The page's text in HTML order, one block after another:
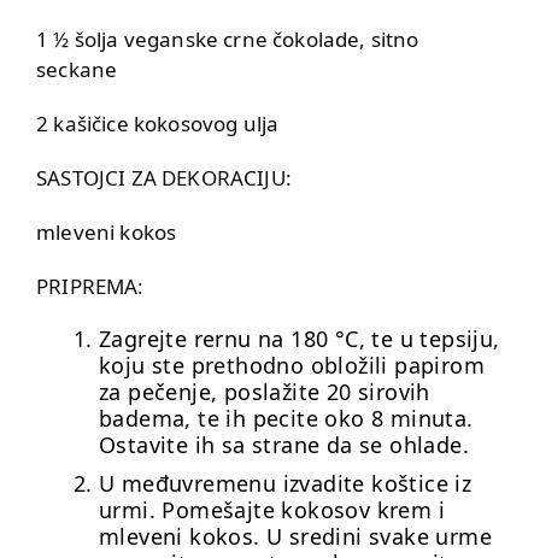
1 ½ šolja veganske crne čokolade, sitno
seckane
2 kašičice kokosovog ulja
SASTOJCI ZA DEKORACIJU:
mleveni kokos
PRIPREMA:
Zagrejte rernu na 180 °C, te u tepsiju,
koju ste prethodno obložili papirom
za pečenje, poslažite 20 sirovih
badema, te ih pecite oko 8 minuta.
Ostavite ih sa strane da se ohlade.
U međuvremenu izvadite koštice iz
urmi. Pomešajte kokosov krem i
mleveni kokos. U sredini svake urme